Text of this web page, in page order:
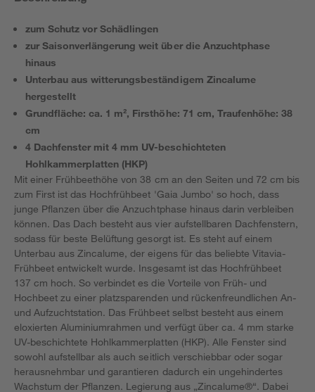
zum Schutz vor Schädlingen
zur Saisonverlängerung weit über die Anzuchtphase
hinaus
Unterbau aus witterungsbeständigem Zincalume
hergestellt
Grundfläche: ca. 1 m², Firsthöhe: 71 cm, Traufenhöhe: 38
cm
4 Dachfenster mit 4 mm UV-beschichteten
Hohlkammerplatten (HKP)
Mit einer Frühbeethöhe von 38 cm an den Seiten und 72 cm bis
zum First ist das Hochfrühbeet 'Gaia Jumbo' so hoch, dass
junge Pflanzen über die Anzuchtphase hinaus darin verbleiben
können. Das Dach besteht aus vier aufstellbaren Dachfenstern,
sodass für beste Belüftung gesorgt ist. Es steht auf einem
Unterbau aus Zincalume, der eigens für das beliebte Vitavia-
Frühbeet entwickelt wurde. Insgesamt ist das Hochfrühbeet
137 cm hoch. So verbindet es die Vorteile von Früh- und
Hochbeet zu einer platzsparenden und rückenfreundlichen An-
und Aufzuchtstation. Das Frühbeet selbst besteht aus einem
eloxierten Aluminiumrahmen und verfügt über ca. 4 mm starke
UV-beschichtete Hohlkammerplatten (HKP). Alle Fenster sind
sowohl aufstellbar als auch seitlich verschiebbar oder sogar
herausnehmbar und garantieren dadurch ein ungehindertes
Wachstum der Pflanzen. Legierung aus „Zincalume®“. Dabei